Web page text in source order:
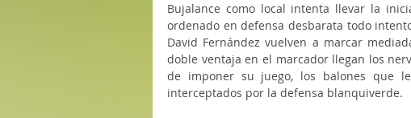
Bujalance como local intenta llevar la
ordenado en defensa desbarata todo
David Fernández vuelven a marcar
doble ventaja en el marcador llegan los
de imponer su juego, los balones que
interceptados por la defensa blanquiverde.